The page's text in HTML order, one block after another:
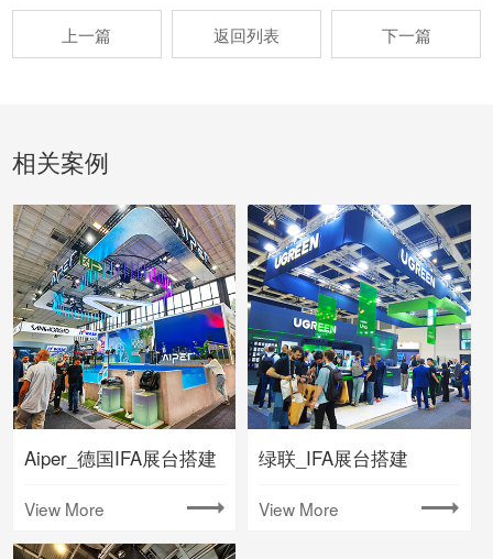
上一篇 返回列表 下一篇
相关案例
Aiper_德国IFA展台搭建
View More
绿联_IFA展台搭建
View More